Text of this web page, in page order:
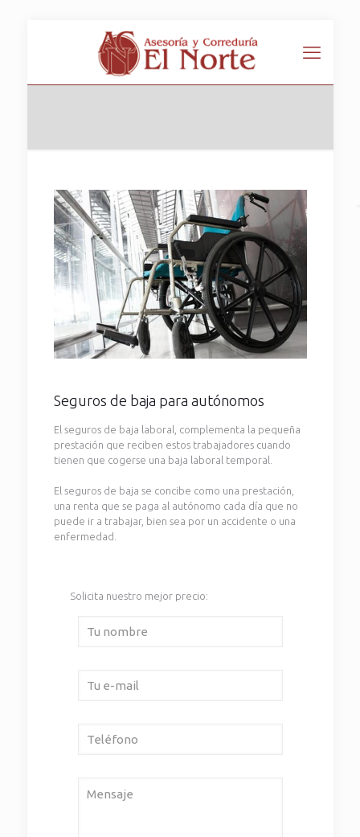
Seguros de baja para autónomos
El seguros de baja laboral, complementa la pequeña
prestación que reciben estos trabajadores cuando
tienen que cogerse una baja laboral temporal.
El seguros de baja se concibe como una prestación,
una renta que se paga al autónomo cada día que no
puede ir a trabajar, bien sea por un accidente o una
enfermedad.
Solicita nuestro mejor precio: